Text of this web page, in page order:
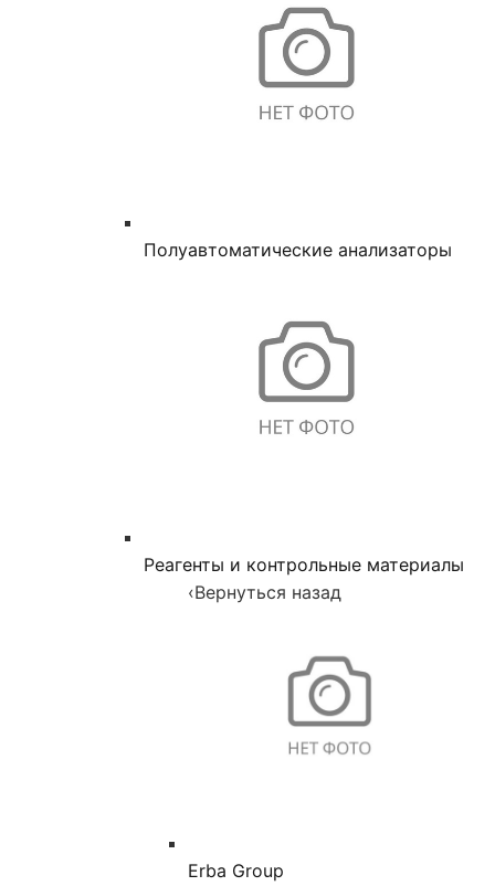
Полуавтоматические анализаторы
Реагенты и контрольные материалы
‹Вернуться назад
Erba Group